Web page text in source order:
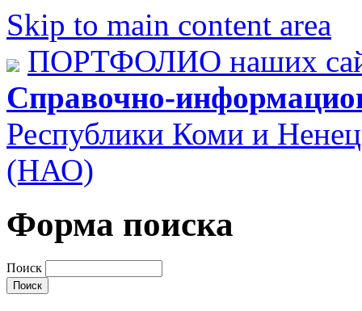
Skip to main content area
ПОРТФОЛИО наших
Справочно-
Республики Коми и
(НАО)
Форма поиска
Поиск